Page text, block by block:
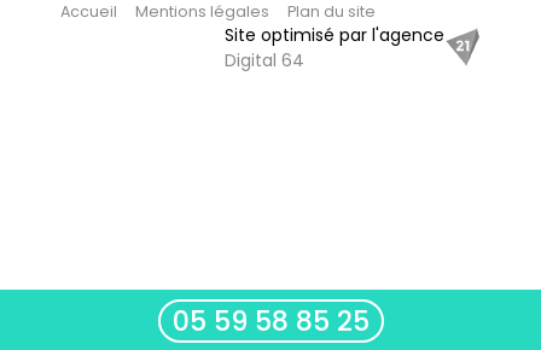
05 59 58 85 25
Accueil Mentions légales Plan du site
Site optimisé par l'agence
Digital 64